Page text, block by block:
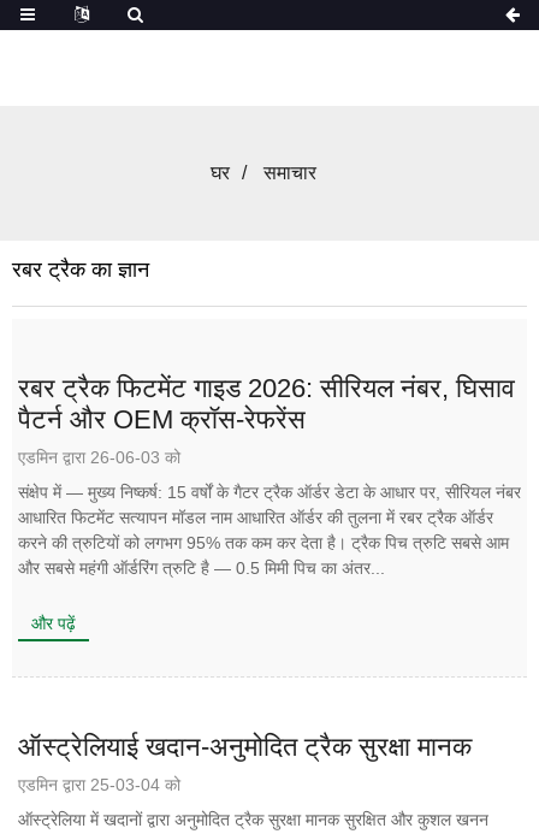
घर समाचार
रबर ट्रैक का ज्ञान
रबर ट्रैक फिटमेंट गाइड 2026: सीरियल नंबर, घिसाव
पैटर्न और OEM क्रॉस-रेफरेंस
एडमिन द्वारा 26-06-03 को
संक्षेप में — मुख्य निष्कर्ष: 15 वर्षों के गैटर ट्रैक ऑर्डर डेटा के आधार पर, सीरियल नंबर
आधारित फिटमेंट सत्यापन मॉडल नाम आधारित ऑर्डर की तुलना में रबर ट्रैक ऑर्डर
करने की त्रुटियों को लगभग 95% तक कम कर देता है। ट्रैक पिच त्रुटि सबसे आम
और सबसे महंगी ऑर्डरिंग त्रुटि है — 0.5 मिमी पिच का अंतर...
और पढ़ें
ऑस्ट्रेलियाई खदान-अनुमोदित ट्रैक सुरक्षा मानक
एडमिन द्वारा 25-03-04 को
ऑस्ट्रेलिया में खदानों द्वारा अनुमोदित ट्रैक सुरक्षा मानक सुरक्षित और कुशल खनन